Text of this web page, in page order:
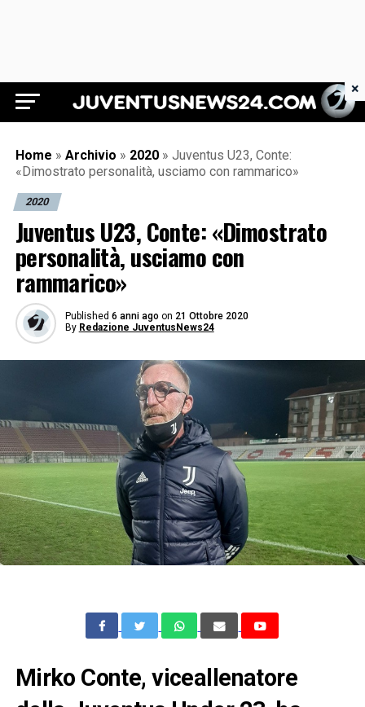
Juventus News 24
Home » Archivio » 2020 » Juventus U23, Conte:
«Dimostrato personalità, usciamo con rammarico»
2020
Juventus U23, Conte: «Dimostrato
personalità, usciamo con
rammarico»
Published 6 anni ago on 21 Ottobre 2020
By Redazione JuventusNews24
Mirko Conte, viceallenatore
×